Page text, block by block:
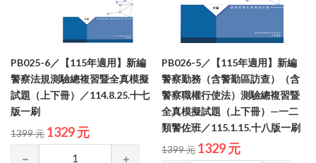
PB025-6／【115年適用】新編
警察法規測驗總複習暨全真模擬
試題（上下冊）／114.8.25.十七
版一刷
1399 元 1329 元
PB026-5／【115年適用】新編
警察勤務（含警勤區訪查）（含
警察職權行使法）測驗總複習暨
全真模擬試題（上下冊）—一二
類警佐班／115.1.15.十八版一刷
1399 元 1329 元